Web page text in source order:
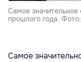
Самое
прошлого года.
Самое